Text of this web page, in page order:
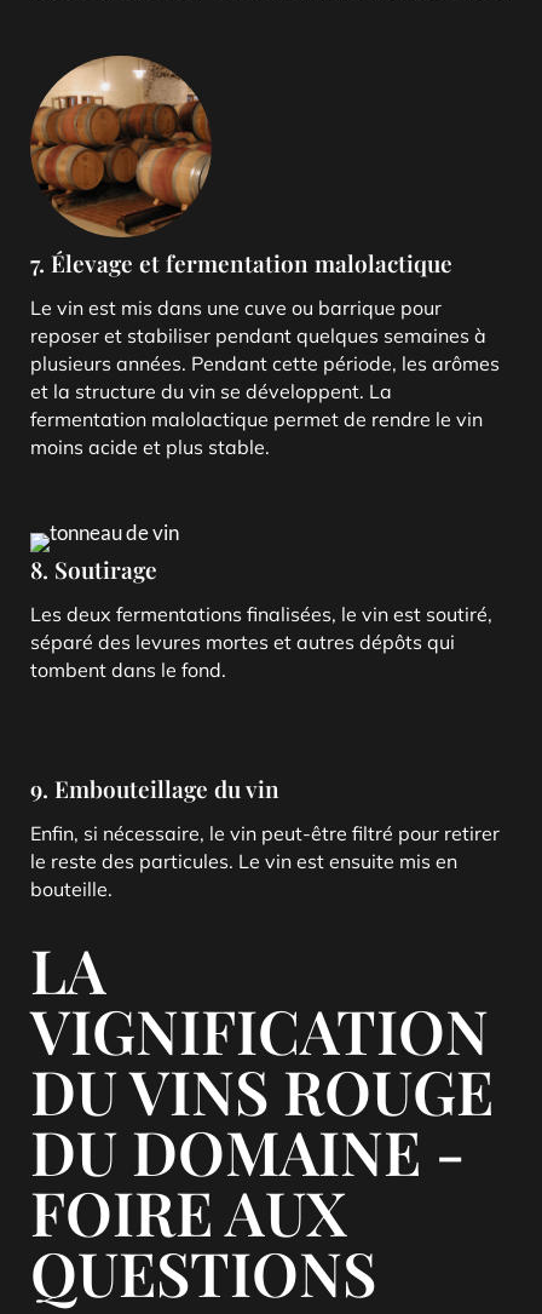
7. Élevage et fermentation malolactique
Le vin est mis dans une cuve ou barrique pour
reposer et stabiliser pendant quelques semaines à
plusieurs années. Pendant cette période, les arômes
et la structure du vin se développent. La
fermentation malolactique permet de rendre le vin
moins acide et plus stable.
8. Soutirage
Les deux fermentations finalisées, le vin est soutiré,
séparé des levures mortes et autres dépôts qui
tombent dans le fond.
9. Embouteillage du vin
Enfin, si nécessaire, le vin peut-être filtré pour retirer
le reste des particules. Le vin est ensuite mis en
bouteille.
LA
VIGNIFICATION
DU VINS ROUGE
DU DOMAINE -
FOIRE AUX
QUESTIONS